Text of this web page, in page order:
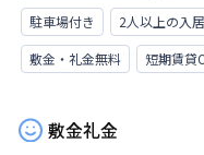
駐車場付き
2人以上の入
敷金・礼金無料
短期賃貸
敷金礼金